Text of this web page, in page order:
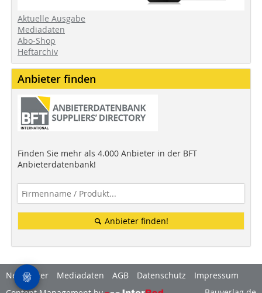
Aktuelle Ausgabe
Mediadaten
Abo-Shop
Heftarchiv
Anbieter finden
Finden Sie mehr als 4.000 Anbieter in der BFT
Anbieterdatenbank!
Anbieter finden!
Newsletter Mediadaten AGB Datenschutz
Impressum